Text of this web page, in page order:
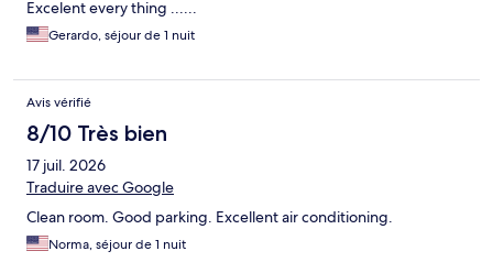
Excelent every thing ......
Gerardo, séjour de 1 nuit
Avis vérifié
8/10 Très bien
17 juil. 2026
Traduire avec Google
Clean room. Good parking. Excellent air conditioning.
Norma, séjour de 1 nuit